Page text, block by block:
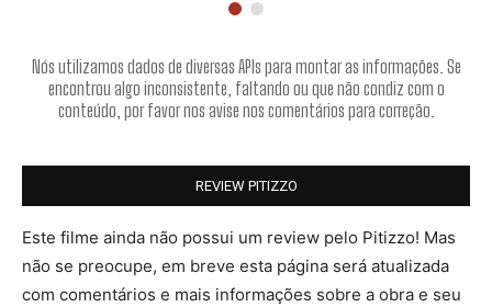
Nós utilizamos dados de diversas APIs para montar as informações. Se
encontrou algo inconsistente, faltando ou que não condiz com o
conteúdo, por favor nos avise nos comentários para correção.
REVIEW PITIZZO
Este filme ainda não possui um review pelo Pitizzo! Mas
não se preocupe, em breve esta página será atualizada
com comentários e mais informações sobre a obra e seu